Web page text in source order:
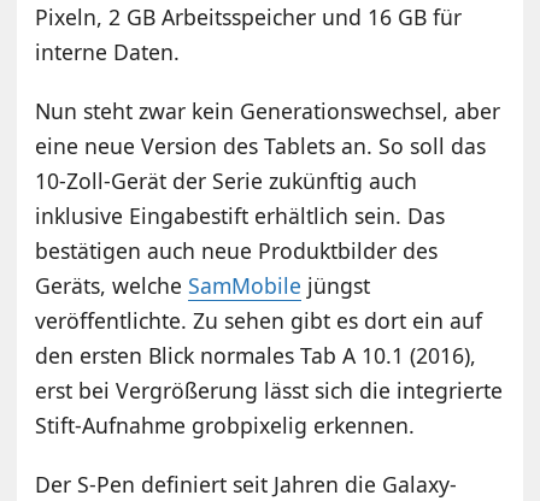
Pixeln, 2 GB Arbeitsspeicher und 16 GB für
interne Daten.
Nun steht zwar kein Generationswechsel, aber
eine neue Version des Tablets an. So soll das
10-Zoll-Gerät der Serie zukünftig auch
inklusive Eingabestift erhältlich sein. Das
bestätigen auch neue Produktbilder des
Geräts, welcheSamMobile jüngst
veröffentlichte. Zu sehen gibt es dort ein auf
den ersten Blick normales Tab A 10.1 (2016),
erst bei Vergrößerung lässt sich die integrierte
Stift-Aufnahme grobpixelig erkennen.
Der S-Pen definiert seit Jahren die Galaxy-